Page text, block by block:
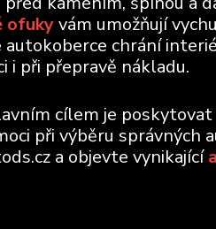
ofukyvám umožňují
chrání
i při přepravě nákladu.
cílem je
při výběru správných
a objevte vynikající